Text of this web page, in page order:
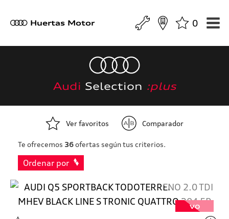
a Huertas Motor 0
Audi Selection :plus
Ver favoritos Comparador
Te ofrecemos 36ofertas según tus criterios.
Ordenar por
VO